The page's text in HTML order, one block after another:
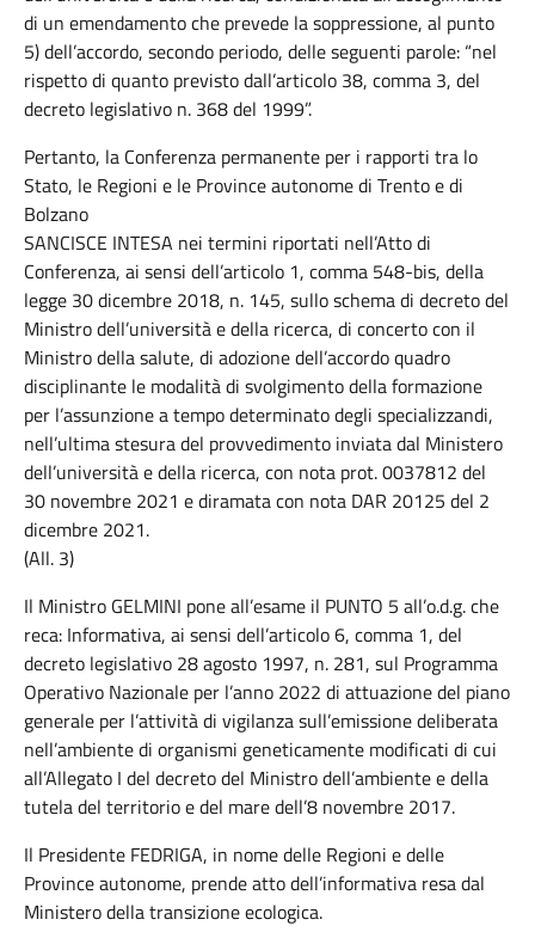
di un emendamento che prevede la soppressione, al punto
5) dell’accordo, secondo periodo, delle seguenti parole: “nel
rispetto di quanto previsto dall’articolo 38, comma 3, del
decreto legislativo n. 368 del 1999”.
Pertanto, la Conferenza permanente per i rapporti tra lo
Stato, le Regioni e le Province autonome di Trento e di
Bolzano
SANCISCE INTESA nei termini riportati nell’Atto di
Conferenza, ai sensi dell’articolo 1, comma 548-bis, della
legge 30 dicembre 2018, n. 145, sullo schema di decreto del
Ministro dell’università e della ricerca, di concerto con il
Ministro della salute, di adozione dell’accordo quadro
disciplinante le modalità di svolgimento della formazione
per l’assunzione a tempo determinato degli specializzandi,
nell’ultima stesura del provvedimento inviata dal Ministero
dell’università e della ricerca, con nota prot. 0037812 del
30 novembre 2021 e diramata con nota DAR 20125 del 2
dicembre 2021.
(All. 3)
Il Ministro GELMINI pone all’esame il PUNTO 5 all’o.d.g. che
reca: Informativa, ai sensi dell’articolo 6, comma 1, del
decreto legislativo 28 agosto 1997, n. 281, sul Programma
Operativo Nazionale per l’anno 2022 di attuazione del piano
generale per l’attività di vigilanza sull’emissione deliberata
nell’ambiente di organismi geneticamente modificati di cui
all’Allegato I del decreto del Ministro dell’ambiente e della
tutela del territorio e del mare dell’8 novembre 2017.
Il Presidente FEDRIGA, in nome delle Regioni e delle
Province autonome, prende atto dell’informativa resa dal
Ministero della transizione ecologica.